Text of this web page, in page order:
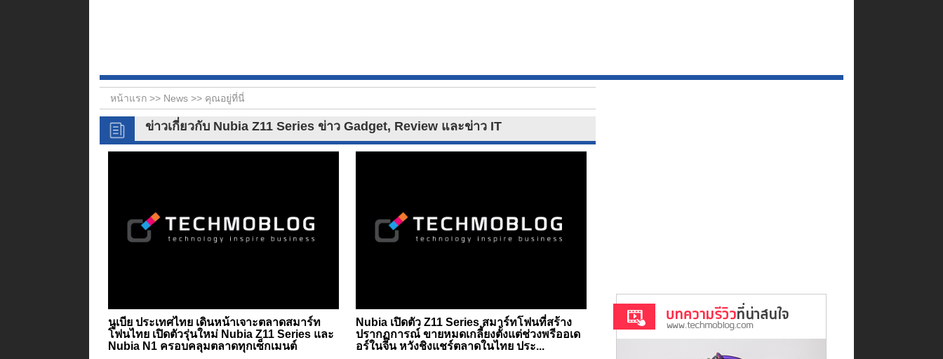
หน้าแรก >> News >> คุณอยู่ที่นี่
ข่าวเกี่ยวกับ Nubia Z11 Series ข่าว Gadget, Review และข่าว IT
นูเบีย ประเทศไทย เดินหน้าเจาะตลาดสมาร์ท
โฟนไทย เปิดตัวรุ่นใหม่ Nubia Z11 Series และ
Nubia N1 ครอบคลุมตลาดทุกเซ็กเมนต์
Nubia เปิดตัว Z11 Series สมาร์ทโฟนที่สร้าง
ปรากฏการณ์ ขายหมดเกลี้ยงตั้งแต่ช่วงพรีออเด
อร์ในจีน หวังชิงแชร์ตลาดในไทย ประ...